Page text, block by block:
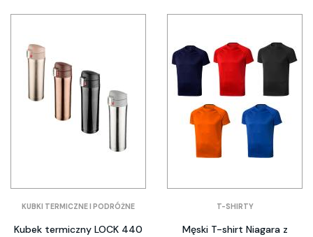
KUBKI TERMICZNE I PODRÓŻNE
Kubek termiczny LOCK 440
T-SHIRTY
Męski T-shirt Niagara z